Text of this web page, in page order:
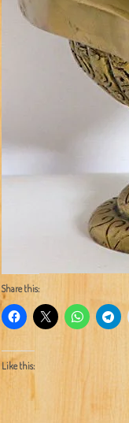
Share this:
Like this: